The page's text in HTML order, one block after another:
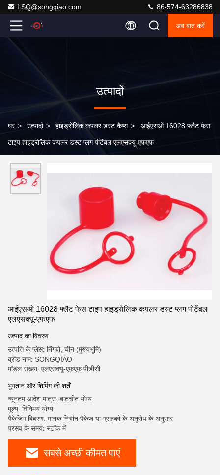
LSQ@songqiao.com 86-574-63286838
अब बात करें
उत्पादों
घर > उत्पादों > हाइड्रोलिक कपलर डस्ट कैप्स > आईएसओ 16028 फ्लैट फेस
टाइप हाइड्रोलिक कपलर डस्ट प्लग पोर्टेबल एलएसक्यू-एफएफ
आईएसओ 16028 फ्लैट फेस टाइप हाइड्रोलिक कपलर डस्ट प्लग पोर्टेबल
एलएसक्यू-एफएफ
उत्पाद का विवरण
उत्पत्ति के प्लेस: निंगबो, चीन (मुख्यभूमि)
ब्रांड नाम: SONGQIAO
मॉडल संख्या: एलएसक्यू-एफएफ पीडीसी
भुगतान और शिपिंग की शर्तें
न्यूनतम आदेश मात्रा: बातचीत योग्य
मूल्य: विनिमय योग्य
पैकेजिंग विवरण: मानक निर्यात पैकेज या ग्राहकों के अनुरोध के अनुसार
प्रसव के समय: स्टॉक में
सबसे अच्छी कीमत पाएं